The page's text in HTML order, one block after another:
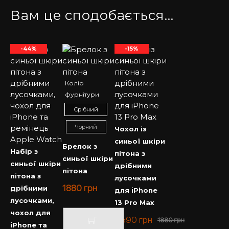
Вам це сподобається…
-44%
Набір з
синьої шкіри
пітона з
дрібними
лусочками,
чохол для
iPhone та
Колір
фурнітури
Срібний
Чорний
Брелок з
синьої шкіри
пітона
1880 грн
-15%
Чохол із
синьої шкіри
пітона з
дрібними
лусочками
для iPhone
13 Pro Max
1880грн
1590 грн